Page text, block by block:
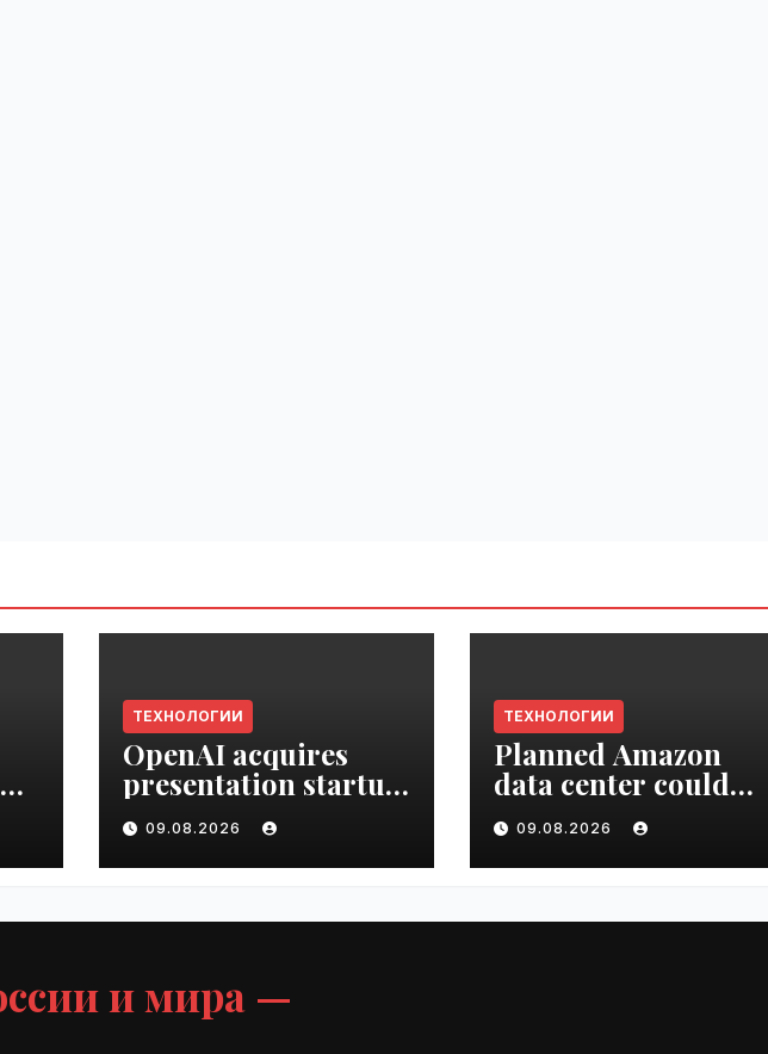
ТЕХНОЛОГИИ
OpenAI acquires
presentation startup
NextSlide |
VseTime.ru
09.08.2026
ТЕХНОЛОГИИ
Planned Amazon
data center could
become the biggest
climate polluter in
the U.S. | VseTime.ru
09.08.2026
и мира —